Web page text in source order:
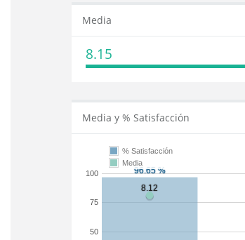
Media
8.15
Media y % Satisfacción
50
75
100
% Satisfacción
Media